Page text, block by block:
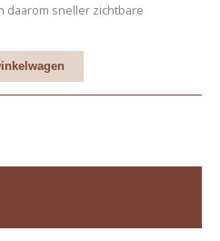
daarom sneller zichtbare